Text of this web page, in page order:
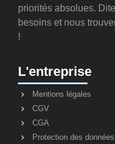
priorités absolues.
besoins et nous
!
L'entreprise
Mentions légales
CGV
CGA
Protection des données